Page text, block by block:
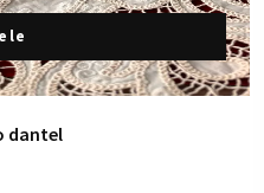
dantel